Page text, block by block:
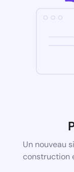
Un nouveau
construction